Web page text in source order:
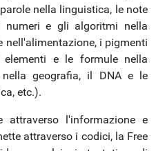
nella linguistica, le note
e gli algoritmi nella
nell'alimentazione, i pigmenti
e le formule nella
geografia, il DNA e le
etc.).
attraverso l'informazione e
attraverso i codici, la Free